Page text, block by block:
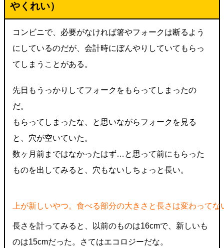
やくれい）
コンビニで、必要がなければ箸やフォークは断るよう
にしているのだが、会計時にぼんやりしていてもらっ
てしまうことがある。
先日もうっかりしてフォークをもらってしまったの
だ。
もらってしまったな、と思いながらフォークを見る
と、穴が空いていた。
数ヶ月前まではなかったはず…と思って前にもらった
ものを出してみると、穴もないしちょっと長い。
上が新しいやつ。食べる部分の大きさと長さは変わってな
長さを計ってみると、以前のものは16cmで、新しいも
のは15cmだった。さてはエコロジーだな。